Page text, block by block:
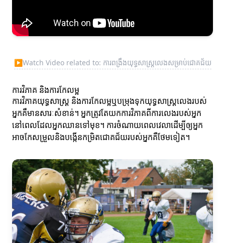
▶Watch Video related to: ការពង្រឹងយុទ្ធសាស្ត្រលេងសម្រាប់ជោគជ័យ
ការវិភាគ និងការកែលម្អ
ការវិភាគយុទ្ធសាស្ត្រ និងការកែលម្អឬបម្រុងទុកយុទ្ធសាស្ត្រលេងរបស់
អ្នកគឺមានសារៈសំខាន់។ អ្នកត្រូវតែយកការវិភាគពីការលេងរបស់អ្នក
នៅពេលដែលអ្នកឈានទៅមុខ។ ការចំណាយពេលវេលាដើម្បីឲ្យអ្នក
អាចកែសម្រួលនិងបង្កើនកម្រិតជោគជ័យរបស់អ្នកគឺថែមទៀត។